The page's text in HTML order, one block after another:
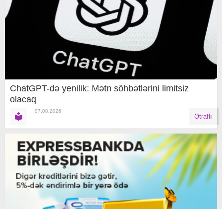
ChatGPT-də yenilik: Mətn söhbətlərini limitsiz
olacaq
07.08.2026
Ətraflı